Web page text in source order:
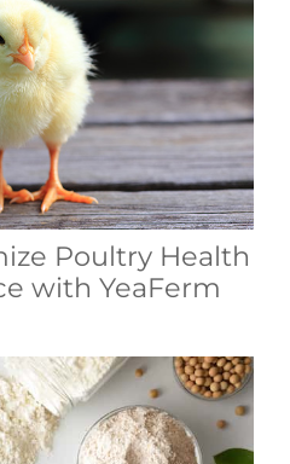
Poultry Health
with YeaFerm